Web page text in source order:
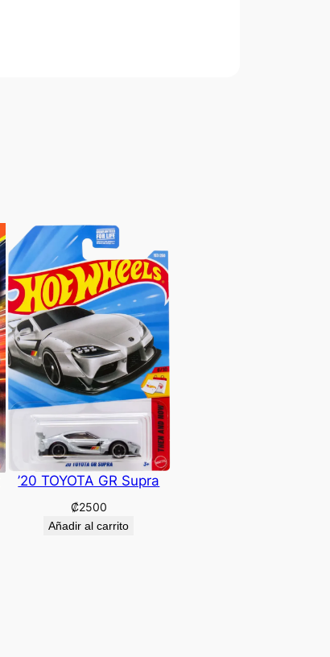
’20 TOYOTA GR Supra
₡2500
Añadir al carrito